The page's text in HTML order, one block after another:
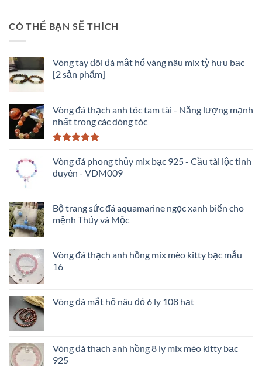
Trắng
mất
đá
đó
–
Kích
tình
duyên
CÓ THỂ BẠN SẼ THÍCH
Vòng tay đôi đá mắt hổ vàng nâu mix tỳ hưu bạc
[2 sản phẩm]
Vòng đá thạch anh tóc tam tài - Năng lượng mạnh
nhất trong các dòng tóc
hạng5.00
5 sao
Vòng đá phong thủy mix bạc 925 - Cầu tài lộc tình
duyên - VDM009
Bộ trang sức đá aquamarine ngọc xanh biển cho
mệnh Thủy và Mộc
Vòng đá thạch anh hồng mix mèo kitty bạc mẫu
16
Vòng đá mắt hổ nâu đỏ 6 ly 108 hạt
Vòng đá thạch anh hồng 8 ly mix mèo kitty bạc
925